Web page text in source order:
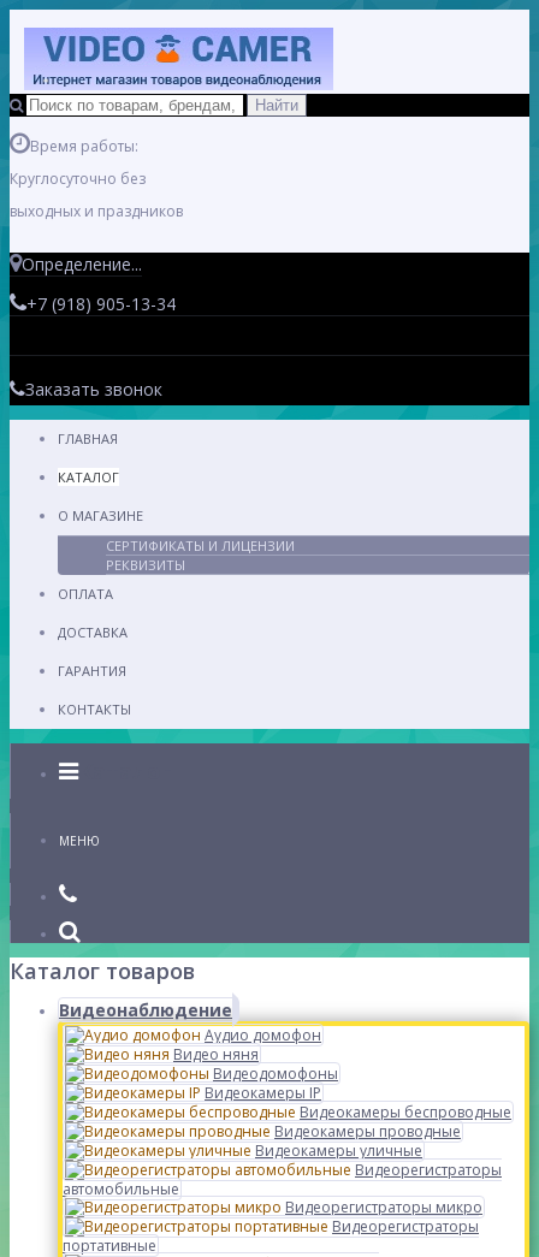
Время работы:
Круглосуточно без
выходных и праздников
Определение...
+7 (918) 905-13-34
Заказать звонок
ГЛАВНАЯ
КАТАЛОГ
О МАГАЗИНЕ
СЕРТИФИКАТЫ И ЛИЦЕНЗИИ
РЕКВИЗИТЫ
ОПЛАТА
ДОСТАВКА
ГАРАНТИЯ
КОНТАКТЫ
Каталог
МЕНЮ
Каталог товаров
Видеонаблюдение
Аудио домофон
Видео няня
Видеодомофоны
Видеокамеры IP
Видеокамеры беспроводные
Видеокамеры проводные
Видеокамеры уличные
Видеорегистраторы
автомобильные
Видеорегистраторы микро
Видеорегистраторы
портативные